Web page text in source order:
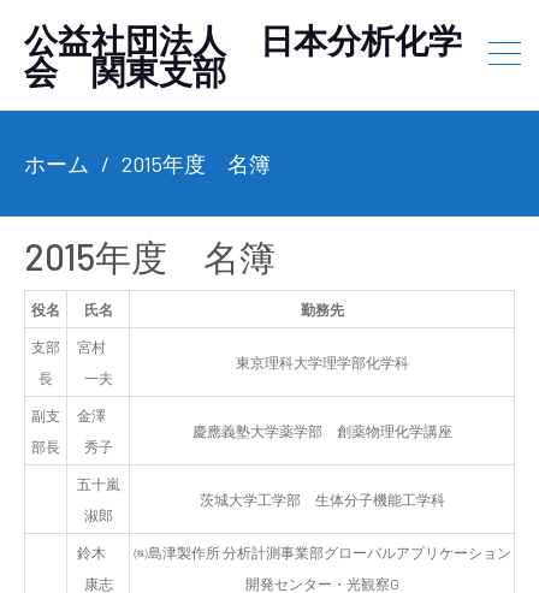
公益社団法人 日本分析化学
会 関東支部
ホーム 2015年度 名簿
2015年度 名簿
役名 氏名 勤務先
支部
長
宮村
一夫
東京理科大学理学部化学科
副支
部長
金澤
秀子
慶應義塾大学薬学部 創薬物理化学講座
五十嵐
淑郎
茨城大学工学部 生体分子機能工学科
鈴木
康志
㈱島津製作所 分析計測事業部グローバルアプリケーション
開発センター・光観察G